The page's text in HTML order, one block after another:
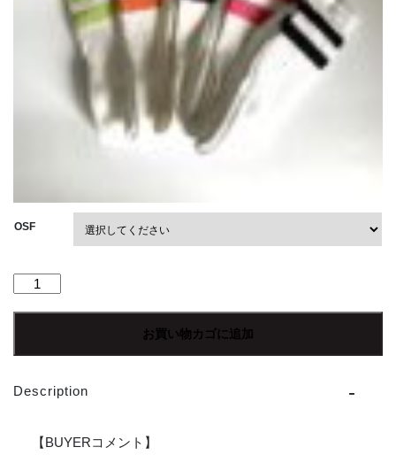
OSF
【Unisex】
ロ
レ
Socks
お買い物カゴに追加
Description
【BUYERコメント】